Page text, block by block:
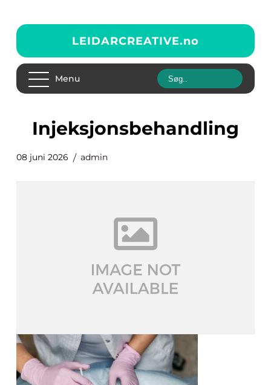
LEIDARCREATIVE.no
Menu
injeksjonsbehandling
08 juni 2026 admin